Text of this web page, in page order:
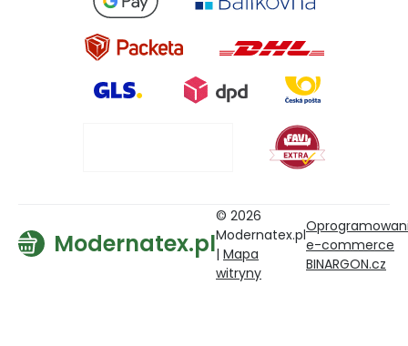
Modernatex.pl
© 2026
Modernatex.pl
| Mapa
witryny
e-commerce
BINARGON.cz